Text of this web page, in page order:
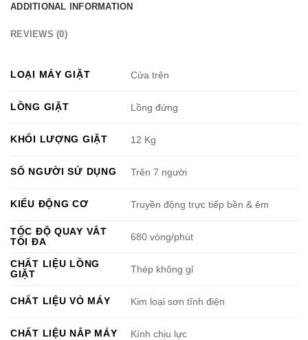
ADDITIONAL INFORMATION
REVIEWS (0)
LOẠI MÁY GIẶT Cửa trên
LỒNG GIẶT Lồng đứng
KHỐI LƯỢNG GIẶT 12 Kg
SỐ NGƯỜI SỬ DỤNG Trên 7 người
KIỂU ĐỘNG CƠ Truyền động trực tiếp bền & êm
TỐC ĐỘ QUAY VẮT
TỐI ĐA
680 vòng/phút
CHẤT LIỆU LỒNG
GIẶT
Thép không gỉ
CHẤT LIỆU VỎ MÁY Kim loại sơn tĩnh điện
CHẤT LIỆU NẮP MÁY Kính chịu lực